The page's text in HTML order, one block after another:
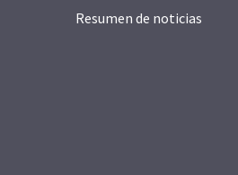
Resumen de noticias